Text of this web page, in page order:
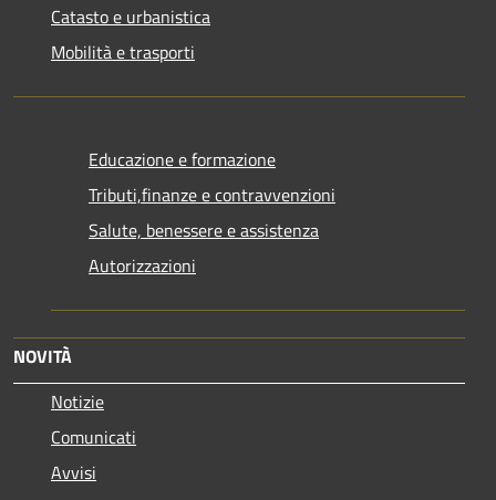
Catasto e urbanistica
Mobilità e trasporti
Educazione e formazione
Tributi,finanze e contravvenzioni
Salute, benessere e assistenza
Autorizzazioni
NOVITÀ
Notizie
Comunicati
Avvisi